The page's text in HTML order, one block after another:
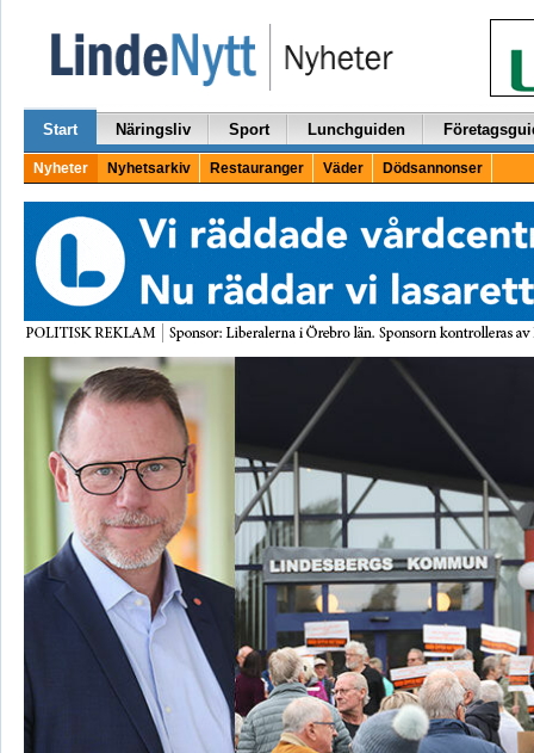
Start Näringsliv Sport Lunchguiden
Nyheter Nyhetsarkiv Restauranger Väder Dödsannonser